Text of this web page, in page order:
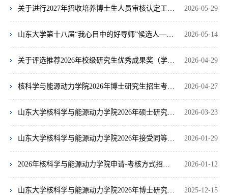
2026-05-29
关于进行2027年招收培养博士生人员审核认定工作的通知
2026-05-14
山东大学第十八届“我心目中的好导师”候选人——李英杰
2026-04-29
关于评选推荐2026年校级研究生优秀成果奖（学术之星·优秀成果奖）暨举办学院第九届研究生优秀成果展的通知
2026-04-27
核科学与能源动力学院2026年博士研究生招生考核办法（第二批次）
2026-03-23
山东大学核科学与能源动力学院2026年硕士研究生招生复试细则及录取办法
2026-01-29
山东大学核科学与能源动力学院2026年接受同等学力人员申请硕士学位工作通知
2026-01-12
2026年核科学与能源动力学院申请-考核方式招收博士研究生参加考核人员名单及考核安排
2025-12-15
山东大学核科学与能源动力学院2026年博士研究生招生工作安排